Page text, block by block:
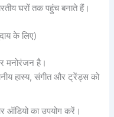
घरों तक पहुंच बनाते हैं।
के लिए)
मनोरंजन है।
हास्य, संगीत और ट्रेंड्स को
का उपयोग करें।